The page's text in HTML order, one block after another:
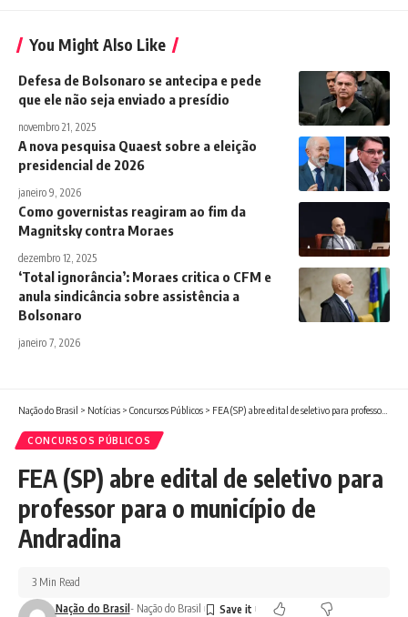
You Might Also Like
Defesa de Bolsonaro se antecipa e pede
que ele não seja enviado a presídio
novembro 21, 2025
A nova pesquisa Quaest sobre a eleição
presidencial de 2026
janeiro 9, 2026
Como governistas reagiram ao fim da
Magnitsky contra Moraes
dezembro 12, 2025
‘Total ignorância’: Moraes critica o CFM e
anula sindicância sobre assistência a
Bolsonaro
janeiro 7, 2026
Nação do Brasil > Notícias > Concursos Públicos > FEA (SP) abre edital de seletivo para professor para o município de Andradina
CONCURSOS PÚBLICOS
FEA (SP) abre edital de seletivo para
professor para o município de
Andradina
Nação do Brasil - Nação do Brasil
3 Min Read